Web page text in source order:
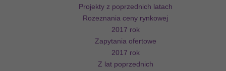
Projekty z poprzednich latach
Rozeznania ceny rynkowej
2017 rok
Zapytania ofertowe
2017 rok
Z lat poprzednich